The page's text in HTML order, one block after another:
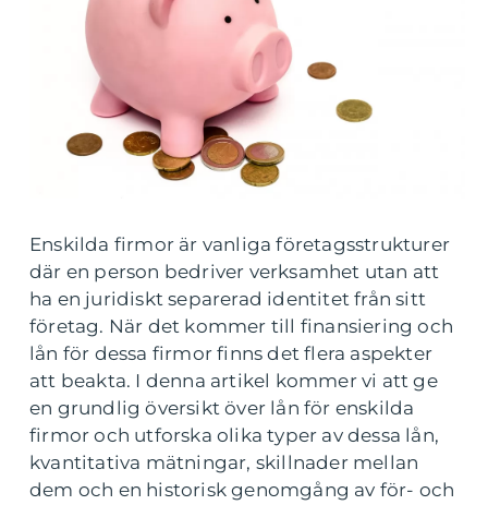
Enskilda firmor är vanliga företagsstrukturer
där en person bedriver verksamhet utan att
ha en juridiskt separerad identitet från sitt
företag. När det kommer till finansiering och
lån för dessa firmor finns det flera aspekter
att beakta. I denna artikel kommer vi att ge
en grundlig översikt över lån för enskilda
firmor och utforska olika typer av dessa lån,
kvantitativa mätningar, skillnader mellan
dem och en historisk genomgång av för- och